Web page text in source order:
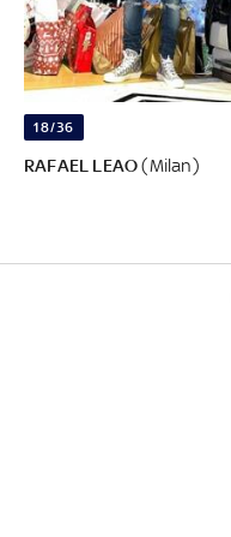
18/36
RAFAEL LEAO(Milan)